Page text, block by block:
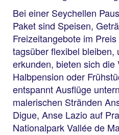
Bei einer Seychellen
Paket sind Speisen,
Freizeitangebote im
tagsüber flexibel bleiben,
erkunden, bieten sich die
Halbpension oder
entspannt Ausflüge
malerischen Stränden
Digue, Anse Lazio auf
Nationalpark Vallée de